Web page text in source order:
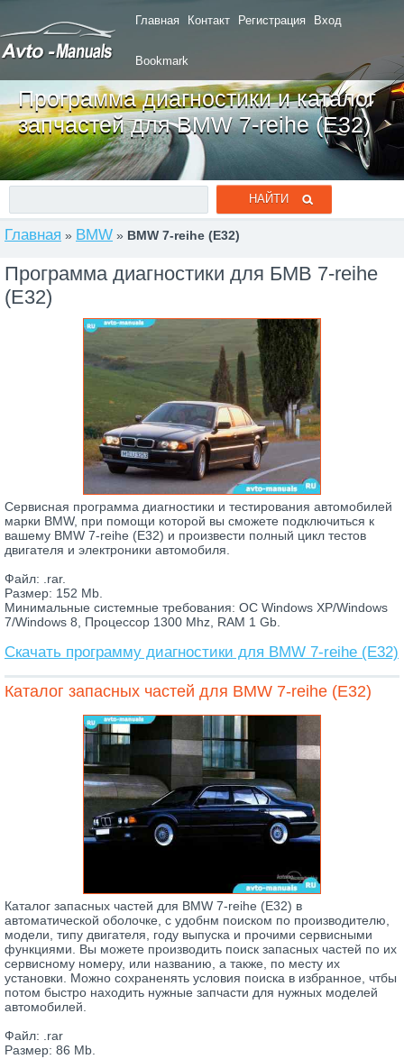
Главная Контакт Регистрация Вход
Bookmark
Программа диагностики и каталог
запчастей для BMW 7-reihe (E32)
Главная » BMW » BMW 7-reihe (E32)
Программа диагностики для БМВ 7-reihe
(E32)
Сервисная программа диагностики и тестирования автомобилей
марки BMW, при помощи которой вы сможете подключиться к
вашему BMW 7-reihe (E32) и произвести полный цикл тестов
двигателя и электроники автомобиля.
Файл: .rar.
Размер: 152 Mb.
Минимальные системные требования: ОС Windows XP/Windows
7/Windows 8, Процессор 1300 Mhz, RAM 1 Gb.
Скачать программу диагностики для BMW 7-reihe (E32)
Каталог запасных частей для BMW 7-reihe (E32)
Каталог запасных частей для BMW 7-reihe (E32) в
автоматической оболочке, с удобнм поиском по производителю,
модели, типу двигателя, году выпуска и прочими сервисными
функциями. Вы можете производить поиск запасных частей по их
сервисному номеру, или названию, а также, по месту их
установки. Можно сохраненять условия поиска в избранное, чтбы
потом быстро находить нужные запчасти для нужных моделей
автомобилей.
Файл: .rar
Размер: 86 Mb.